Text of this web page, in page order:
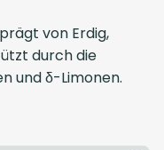
von Erdig,
durch die
und δ-Limonen.